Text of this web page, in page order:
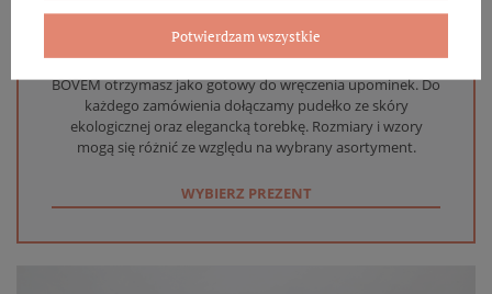
Eleganckie opakowanie gratis
Biżuterię i zegarki zakupione w sklepie internetowym
BOVEM otrzymasz jako gotowy do wręczenia upominek. Do
każdego zamówienia dołączamy pudełko ze skóry
ekologicznej oraz elegancką torebkę. Rozmiary i wzory
mogą się różnić ze względu na wybrany asortyment.
WYBIERZ PREZENT
Potwierdzam wszystkie